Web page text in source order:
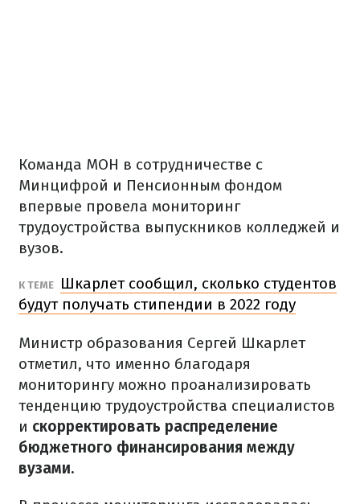
Команда МОН в сотрудничестве с
Минцифрой и Пенсионным фондом
впервые провела мониторинг
трудоустройства выпускников колледжей и
вузов.
К ТЕМЕ
Шкарлет сообщил, сколько студентов
будут получать стипендии в 2022 году
Министр образования Сергей Шкарлет
отметил, что именно благодаря
мониторингу можно проанализировать
тенденцию трудоустройства специалистов
и скорректировать распределение
бюджетного финансирования между
вузами.